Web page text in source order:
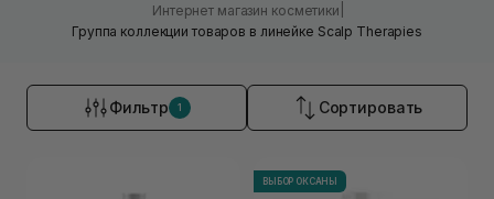
Интернет магазин косметики
Группа коллекции товаров в линейке Scalp Therapies
Фильтр 1 Сортировать
ВЫБОР ОКСАНЫ